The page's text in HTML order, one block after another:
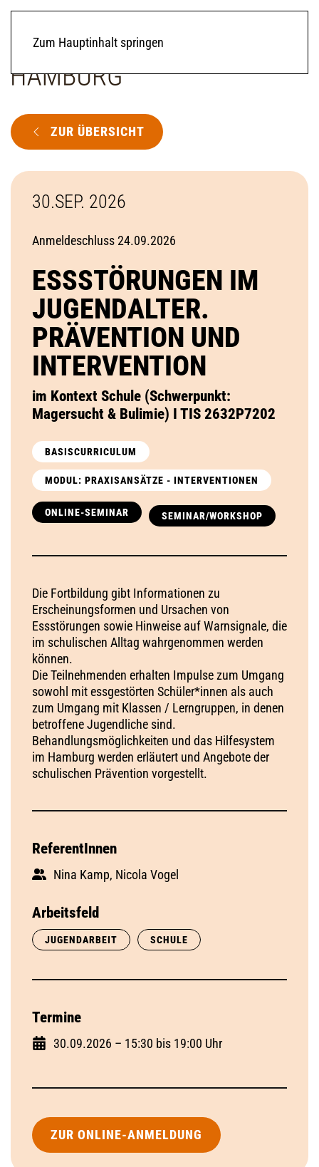
Zum Hauptinhalt springen
ZUR ÜBERSICHT
30.SEP. 2026
Anmeldeschluss 24.09.2026
ESSSTÖRUNGEN IM
JUGENDALTER.
PRÄVENTION UND
INTERVENTION
im Kontext Schule (Schwerpunkt:
Magersucht & Bulimie) I TIS 2632P7202
BASISCURRICULUM
MODUL: PRAXISANSÄTZE - INTERVENTIONEN
ONLINE-SEMINAR SEMINAR/WORKSHOP
Die Fortbildung gibt Informationen zu
Erscheinungsformen und Ursachen von
Essstörungen sowie Hinweise auf Warnsignale, die
im schulischen Alltag wahrgenommen werden
können.
Die Teilnehmenden erhalten Impulse zum Umgang
sowohl mit essgestörten Schüler*innen als auch
zum Umgang mit Klassen / Lerngruppen, in denen
betroffene Jugendliche sind.
Behandlungsmöglichkeiten und das Hilfesystem
im Hamburg werden erläutert und Angebote der
schulischen Prävention vorgestellt.
ReferentInnen
Nina Kamp, Nicola Vogel
Arbeitsfeld
JUGENDARBEIT SCHULE
Termine
30.09.2026 – 15:30 bis 19:00 Uhr
ZUR ONLINE-ANMELDUNG